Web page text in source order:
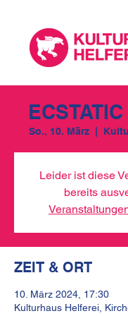
So., 10. März
Leider ist diese
bereits
ZEIT & ORT
10. März 2024, 17:30
Kulturhaus Helferei,